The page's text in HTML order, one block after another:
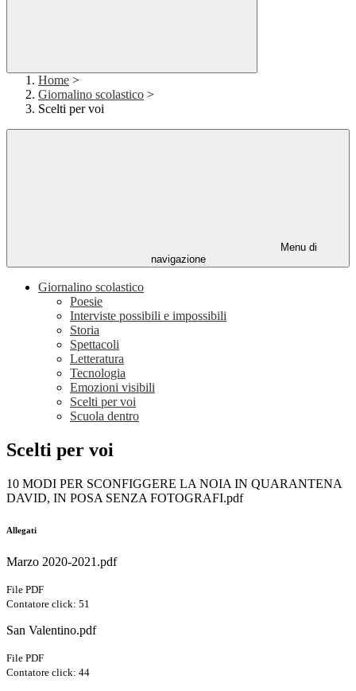
Home >
Giornalino scolastico >
Scelti per voi
Menu di
navigazione
Giornalino scolastico
Poesie
Interviste possibili e impossibili
Storia
Spettacoli
Letteratura
Tecnologia
Emozioni visibili
Scelti per voi
Scuola dentro
Scelti per voi
10 MODI PER SCONFIGGERE LA NOIA IN QUARANTENA
DAVID, IN POSA SENZA FOTOGRAFI.pdf
Allegati
Marzo 2020-2021.pdf
File PDF
Contatore click: 51
San Valentino.pdf
File PDF
Contatore click: 44